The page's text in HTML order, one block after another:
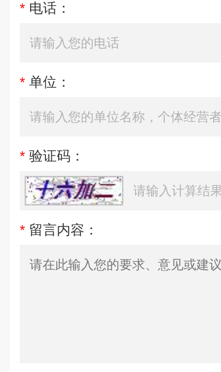
* 电话：
* 单位：
* 验证码：
* 留言内容：